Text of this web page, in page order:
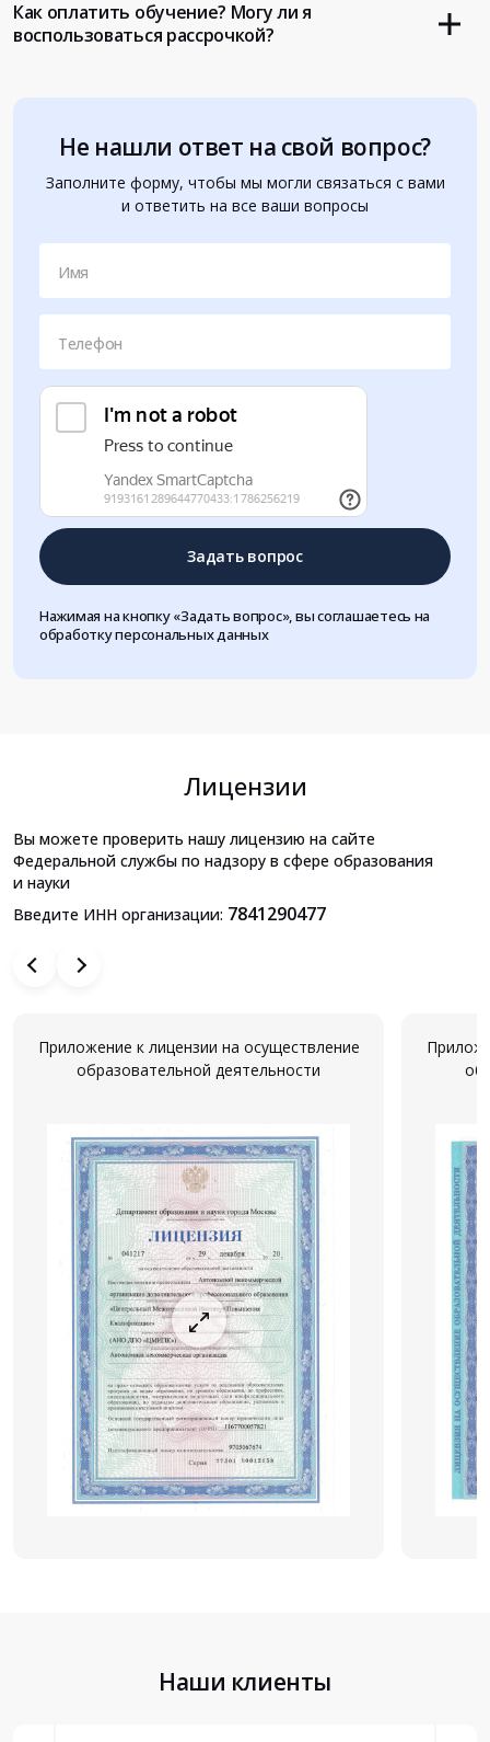
Не нашли ответ на свой вопрос?
Заполните форму, чтобы мы могли связаться с вами
и ответить на все ваши вопросы
Имя
Телефон
Задать вопрос
Нажимая на кнопку «Задать вопрос», вы соглашаетесь на
обработку персональных данных
Как оплатить обучение? Могу ли я
воспользоваться рассрочкой?
Лицензии
Вы можете проверить нашу лицензию на сайте
Федеральной службы по надзору в сфере образования
и науки
Введите ИНН организации: 7841290477
Приложение к лицензии на осуществление
образовательной деятельности
Наши клиенты